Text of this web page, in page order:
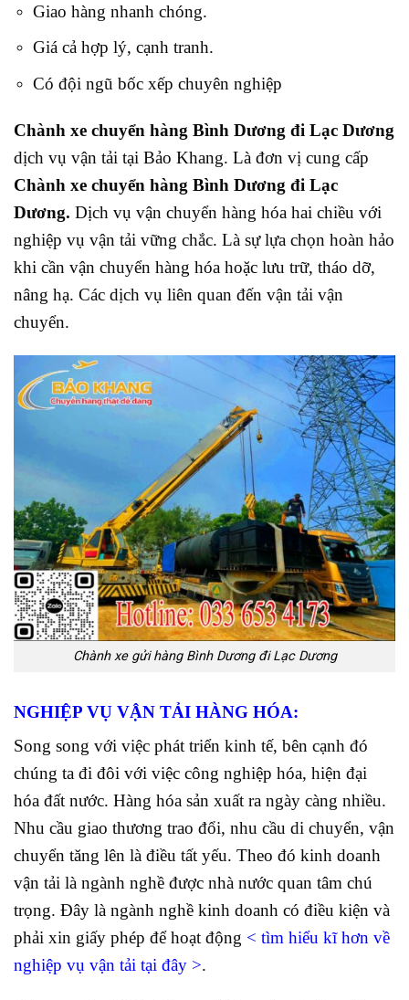
Giao hàng nhanh chóng.
Giá cả hợp lý, cạnh tranh.
Có đội ngũ bốc xếp chuyên nghiệp
Chành xe chuyển hàng Bình Dương đi Lạc Dương
dịch vụ vận tải tại Bảo Khang. Là đơn vị cung cấp
Chành xe chuyển hàng Bình Dương đi Lạc
Dương. Dịch vụ vận chuyển hàng hóa hai chiều với
nghiệp vụ vận tải vững chắc. Là sự lựa chọn hoàn hảo
khi cần vận chuyển hàng hóa hoặc lưu trữ, tháo dỡ,
nâng hạ. Các dịch vụ liên quan đến vận tải vận
chuyển.
Chành xe gửi hàng Bình Dương đi Lạc Dương
NGHIỆP VỤ VẬN TẢI HÀNG HÓA:
Song song với việc phát triển kinh tế, bên cạnh đó
chúng ta đi đôi với việc công nghiệp hóa, hiện đại
hóa đất nước. Hàng hóa sản xuất ra ngày càng nhiều.
Nhu cầu giao thương trao đổi, nhu cầu di chuyển, vận
chuyển tăng lên là điều tất yếu. Theo đó kinh doanh
vận tải là ngành nghề được nhà nước quan tâm chú
trọng. Đây là ngành nghề kinh doanh có điều kiện và
phải xin giấy phép để hoạt động < tìm hiểu kĩ hơn về
nghiệp vụ vận tải tại đây >.